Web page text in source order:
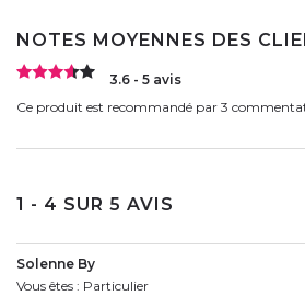
NOTES MOYENNES DES
3.6 - 5 avis
Ce produit est recommandé par 3
1 - 4 SUR 5 AVIS
Solenne By
Vous êtes : Particulier